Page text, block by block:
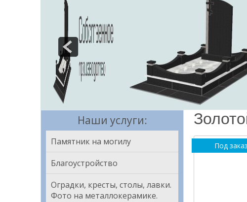
Наши услуги:
Памятник на могилу
Благоустройство
Оградки, кресты, столы, лавки.
Фото на металлокерамике.
Под заказ